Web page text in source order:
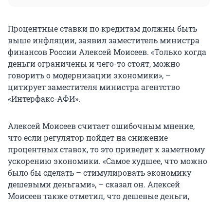
Процентные ставки по кредитам должны быть
выше инфляции, заявил заместитель министра
финансов России Алексей Моисеев. «Только когда
деньги ограничены и чего-то стоят, можно
говорить о модернизации экономики», –
цитирует заместителя министра агентство
«Интерфакс-АФИ».
Алексей Моисеев считает ошибочным мнение,
что если регулятор пойдет на снижение
процентных ставок, то это приведет к заметному
ускорению экономики. «Самое худшее, что можно
было бы сделать – стимулировать экономику
дешевыми деньгами», – сказал он. Алексей
Моисеев также отметил, что дешевые деньги,